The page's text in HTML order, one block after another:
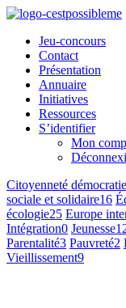
Jeu-concours
Contact
Présentation
Annuaire
Initiatives
Ressources
S’identifier
Mon
Citoyenneté démocratie
sociale et solidaire16
écologie25 Europe
Intégration0 Jeunesse
Parentalité3 Pauvreté2
Vieillissement9